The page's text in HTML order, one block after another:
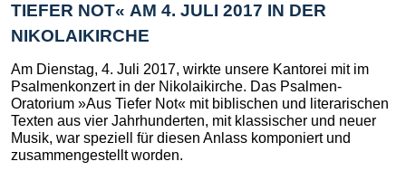
TIEFER NOT« AM 4. JULI 2017 IN DER
NIKOLAIKIRCHE
Am Dienstag, 4. Juli 2017, wirkte unsere Kantorei mit im
Psalmenkonzert in der Nikolaikirche. Das Psalmen-
Oratorium »Aus Tiefer Not« mit biblischen und literarischen
Texten aus vier Jahrhunderten, mit klassischer und neuer
Musik, war speziell für diesen Anlass komponiert und
zusammengestellt worden.